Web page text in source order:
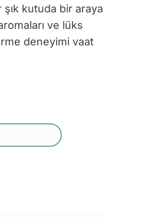
kutuda bir araya
ve lüks
deneyimi vaat